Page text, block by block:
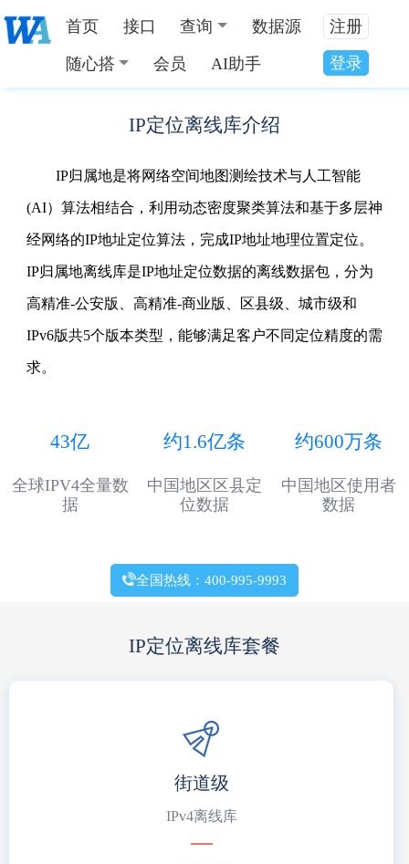
首页 接口 查询 数据源
随心搭 会员 AI助手
注册
登录
IP定位离线库介绍
IP归属地是将网络空间地图测绘技术与人工智能
(AI）算法相结合，利用动态密度聚类算法和基于多层神
经网络的IP地址定位算法，完成IP地址地理位置定位。
IP归属地离线库是IP地址定位数据的离线数据包，分为
高精准-公安版、高精准-商业版、区县级、城市级和
IPv6版共5个版本类型，能够满足客户不同定位精度的需
求。
43亿
全球IPV4全量数
据
约1.6亿条
中国地区区县定
位数据
约600万条
中国地区使用者
数据
全国热线：400-995-9993
IP定位离线库套餐
街道级
IPv4离线库